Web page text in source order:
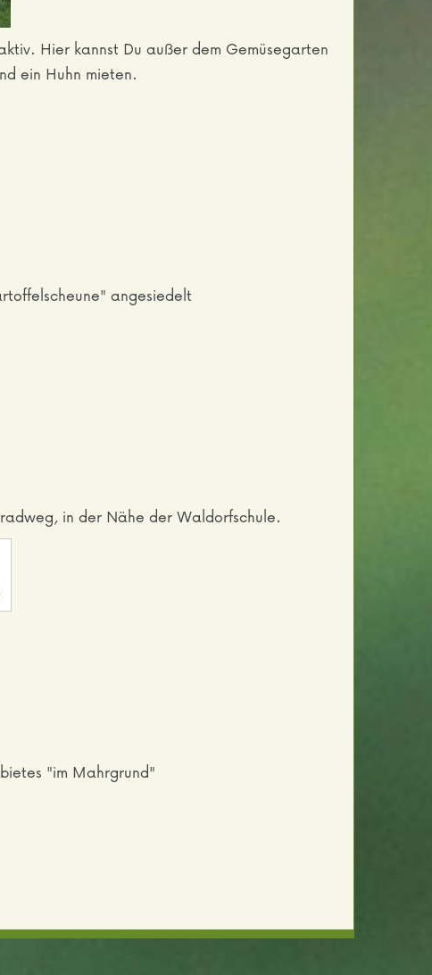
Hier kannst Du außer dem Gemüsegarten
ein Huhn mieten.
angesiedelt
in der Nähe der Waldorfschule.
"im Mahrgrund"